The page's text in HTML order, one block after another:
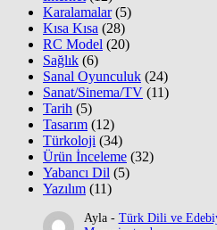
Karalamalar(5)
Kısa Kısa (28)
RC Model (20)
Sağlık (6)
Sanal Oyunculuk (24)
Sanat/Sinema/TV (11)
Tarih (5)
Tasarım (12)
Türkoloji (34)
Ürün İnceleme (32)
Yabancı Dil (5)
Yazılım (11)
Ayla- Türk Dili ve